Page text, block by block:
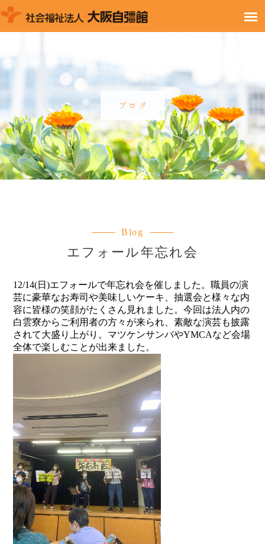
Blog
エフォール年忘れ会
12/14(日)エフォールで年忘れ会を催しました。職員の演
芸に豪華なお寿司や美味しいケーキ、抽選会と様々な内
容に皆様の笑顔がたくさん見れました。今回は法人内の
白雲寮からご利用者の方々が来られ、素敵な演芸も披露
されて大盛り上がり。マツケンサンバやYMCAなど会場
全体で楽しむことが出来ました。